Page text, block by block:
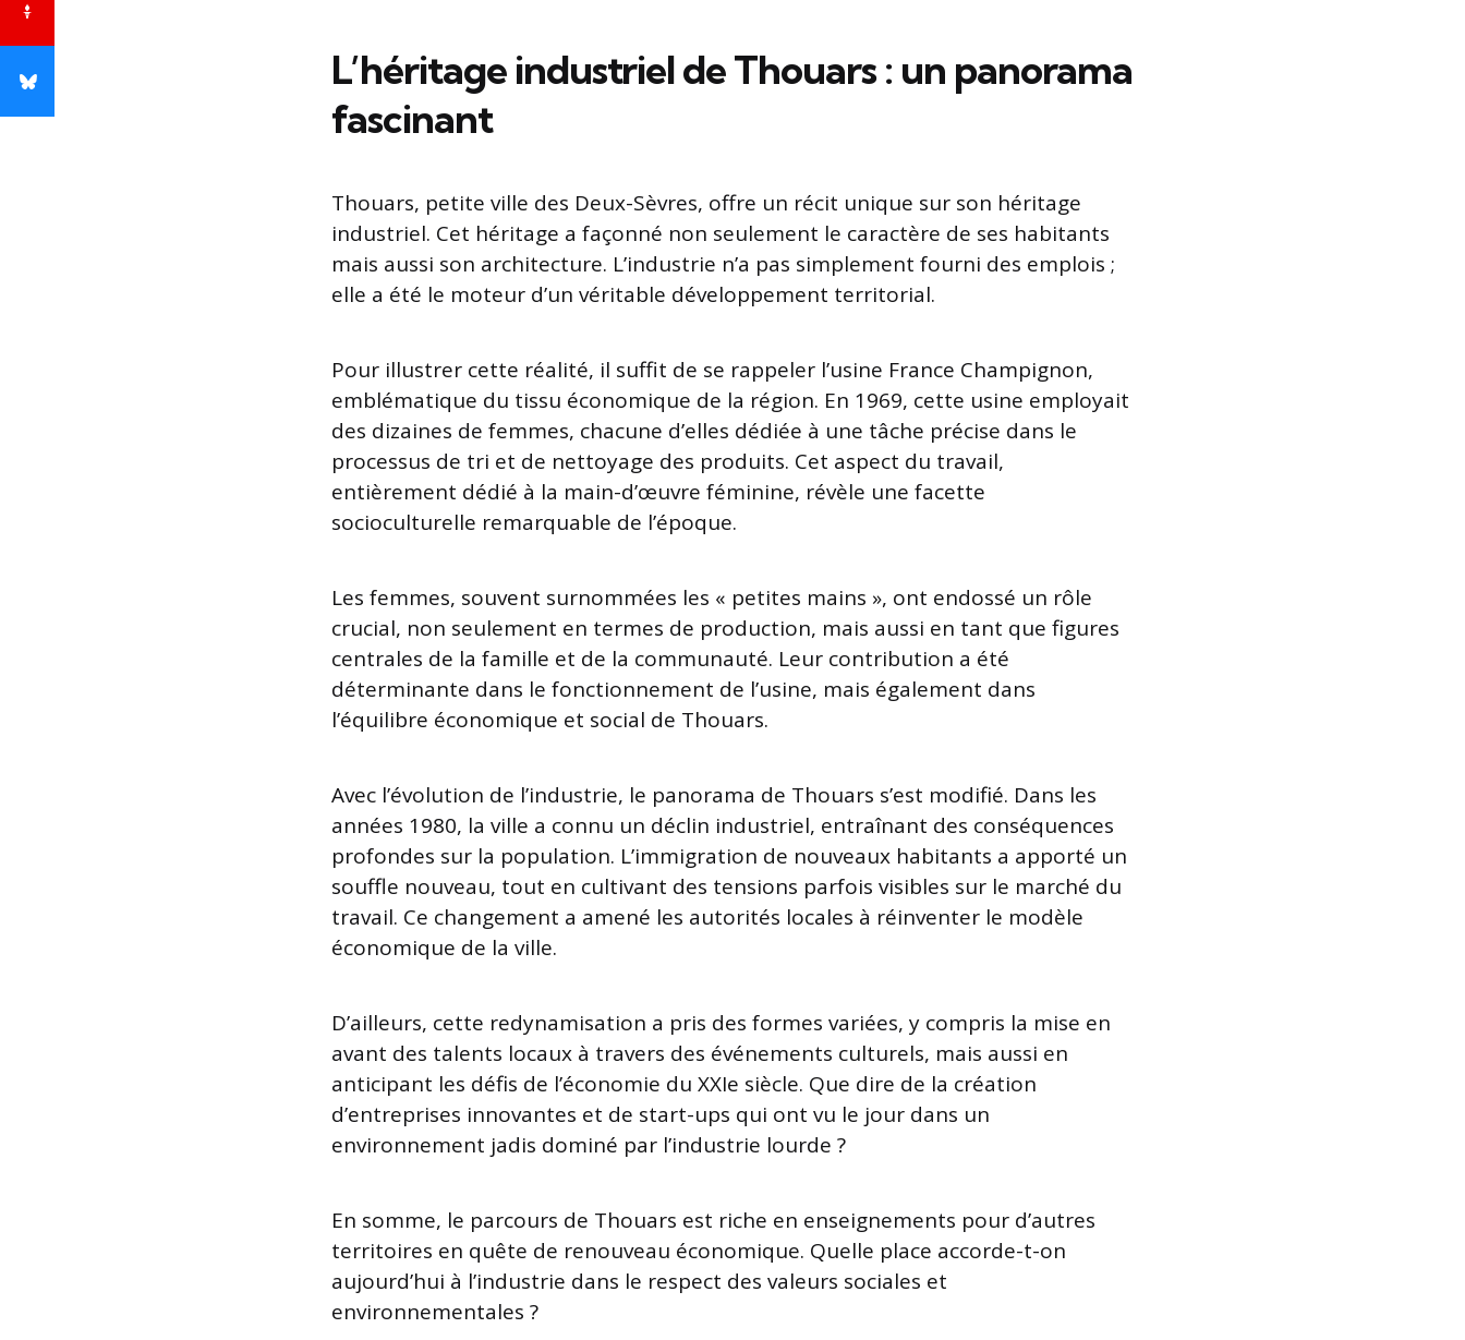
L’héritage industriel de Thouars : un panorama
fascinant
Thouars, petite ville des Deux-Sèvres, offre un récit unique sur son héritage
industriel. Cet héritage a façonné non seulement le caractère de ses habitants
mais aussi son architecture. L’industrie n’a pas simplement fourni des emplois ;
elle a été le moteur d’un véritable développement territorial.
Pour illustrer cette réalité, il suffit de se rappeler l’usine France Champignon,
emblématique du tissu économique de la région. En 1969, cette usine employait
des dizaines de femmes, chacune d’elles dédiée à une tâche précise dans le
processus de tri et de nettoyage des produits. Cet aspect du travail,
entièrement dédié à la main-d’œuvre féminine, révèle une facette
socioculturelle remarquable de l’époque.
Les femmes, souvent surnommées les « petites mains », ont endossé un rôle
crucial, non seulement en termes de production, mais aussi en tant que figures
centrales de la famille et de la communauté. Leur contribution a été
déterminante dans le fonctionnement de l’usine, mais également dans
l’équilibre économique et social de Thouars.
Avec l’évolution de l’industrie, le panorama de Thouars s’est modifié. Dans les
années 1980, la ville a connu un déclin industriel, entraînant des conséquences
profondes sur la population. L’immigration de nouveaux habitants a apporté un
souffle nouveau, tout en cultivant des tensions parfois visibles sur le marché du
travail. Ce changement a amené les autorités locales à réinventer le modèle
économique de la ville.
D’ailleurs, cette redynamisation a pris des formes variées, y compris la mise en
avant des talents locaux à travers des événements culturels, mais aussi en
anticipant les défis de l’économie du XXIe siècle. Que dire de la création
d’entreprises innovantes et de start-ups qui ont vu le jour dans un
environnement jadis dominé par l’industrie lourde ?
En somme, le parcours de Thouars est riche en enseignements pour d’autres
territoires en quête de renouveau économique. Quelle place accorde-t-on
aujourd’hui à l’industrie dans le respect des valeurs sociales et
environnementales ?